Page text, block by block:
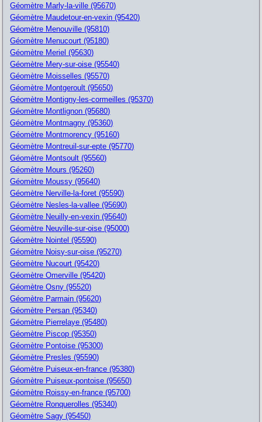
Géomètre Marly-la-ville (95670)
Géomètre Maudetour-en-vexin (95420)
Géomètre Menouville (95810)
Géomètre Menucourt (95180)
Géomètre Meriel (95630)
Géomètre Mery-sur-oise (95540)
Géomètre Moisselles (95570)
Géomètre Montgeroult (95650)
Géomètre Montigny-les-cormeilles (95370)
Géomètre Montlignon (95680)
Géomètre Montmagny (95360)
Géomètre Montmorency (95160)
Géomètre Montreuil-sur-epte (95770)
Géomètre Montsoult (95560)
Géomètre Mours (95260)
Géomètre Moussy (95640)
Géomètre Nerville-la-foret (95590)
Géomètre Nesles-la-vallee (95690)
Géomètre Neuilly-en-vexin (95640)
Géomètre Neuville-sur-oise (95000)
Géomètre Nointel (95590)
Géomètre Noisy-sur-oise (95270)
Géomètre Nucourt (95420)
Géomètre Omerville (95420)
Géomètre Osny (95520)
Géomètre Parmain (95620)
Géomètre Persan (95340)
Géomètre Pierrelaye (95480)
Géomètre Piscop (95350)
Géomètre Pontoise (95300)
Géomètre Presles (95590)
Géomètre Puiseux-en-france (95380)
Géomètre Puiseux-pontoise (95650)
Géomètre Roissy-en-france (95700)
Géomètre Ronquerolles (95340)
Géomètre Sagy (95450)